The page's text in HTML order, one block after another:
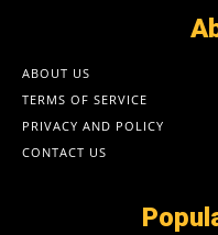
ABOUT US
TERMS OF SERVICE
PRIVACY AND POLICY
CONTACT US